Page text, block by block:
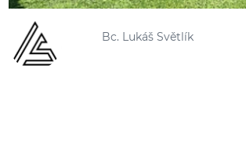
Bc. Lukáš Světlík